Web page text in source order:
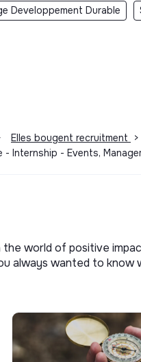
Developpement Durable
Elles bougent recruitment
>
Internship - Events,
world of positive
always wanted to know